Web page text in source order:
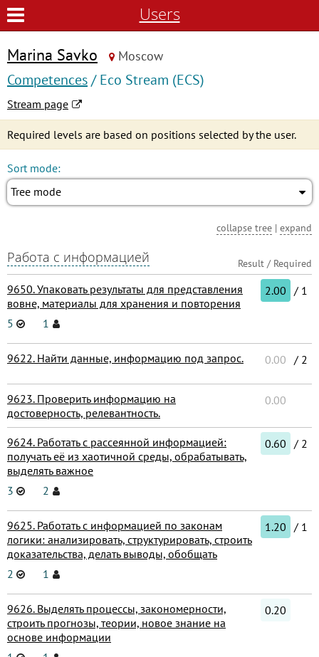
Users
Marina Savko Moscow
Competences/ Eco Stream (ECS)
Stream page
Required levels are based on positions selected by the user.
Sort mode:
Tree mode
collapse tree | expand
Работа с информацией Result / Required
9650. Упаковать результаты для представления
вовне, материалы для хранения и повторения
5
1
2.00 / 1
9622. Найти данные, информацию под запрос. 0.00 / 2
9623. Проверить информацию на
достоверность, релевантность.
0.00
9624. Работать с рассеянной информацией:
получать её из хаотичной среды, обрабатывать,
выделять важное
3
2
0.60 / 2
9625. Работать с информацией по законам
логики: анализировать, структурировать, строить
доказательства, делать выводы, обобщать
2
1
1.20 / 1
9626. Выделять процессы, закономерности,
строить прогнозы, теории, новое знание на
основе информации
0.20